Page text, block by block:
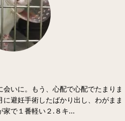
いに。もう、心配で心配でたまりま
に避妊手術したばかり出し、わがまま
家で１番軽い２.８キ...